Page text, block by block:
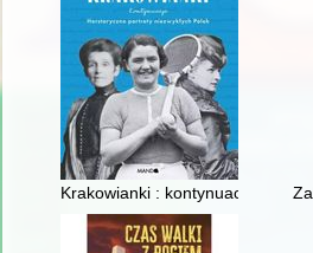
Krakowianki : kontynuacja :